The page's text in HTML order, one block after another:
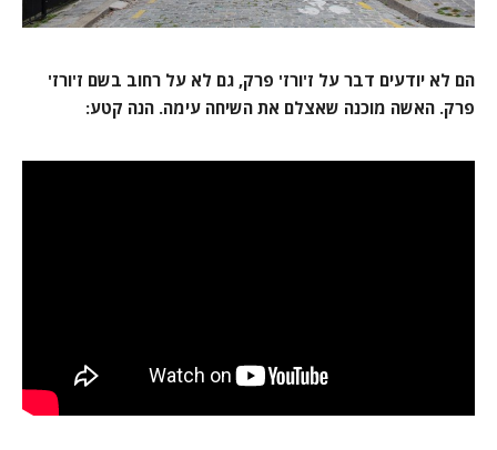
הם לא יודעים דבר על ז'ורז' פרק, גם לא על רחוב בשם ז'ורז'
פרק. האשה מוכנה שאצלם את השיחה עימה. הנה קטע: